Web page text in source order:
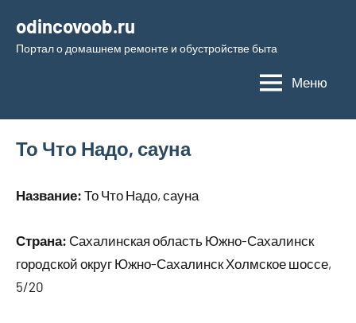
содержимому
odincovoob.ru
Портал о домашнем ремонте и обустройстве быта
Меню
То Что Надо, сауна
Название: То Что Надо, сауна
Страна: Сахалинская область Южно-Сахалинск
городской округ Южно-Сахалинск Холмское шоссе,
5/20